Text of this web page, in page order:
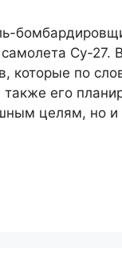
Су-27.
которые по
его
целям,